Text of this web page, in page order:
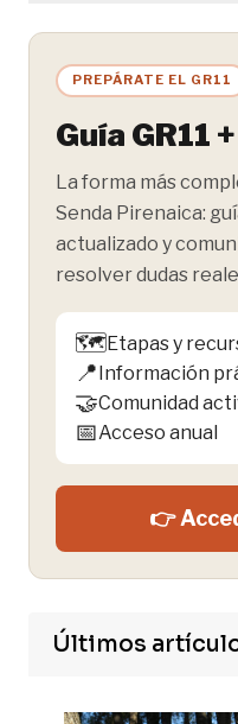
PREPÁRATE EL GR11
Guía GR11
La forma más
Senda Pirenaica:
actualizado y
resolver dudas
🗺️Etapas y
📍Información
🤝Comunidad
📅Acceso anual
👉
Últimos